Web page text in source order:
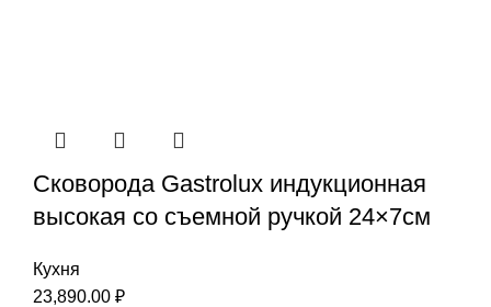
Сковорода Gastrolux индукционная
высокая со съемной ручкой 24×7см
Кухня
23,890.00 ₽